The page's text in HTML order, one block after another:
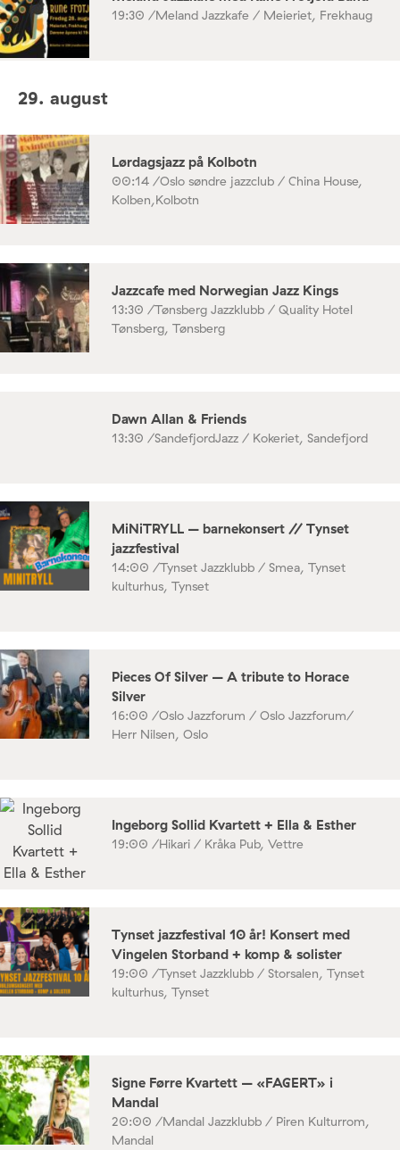
19:30 /Meland Jazzkafe / Meieriet, Frekhaug
29. august
Lørdagsjazz på Kolbotn
00:14 /Oslo søndre jazzclub / China House,
Kolben,Kolbotn
Jazzcafe med Norwegian Jazz Kings
13:30 /Tønsberg Jazzklubb / Quality Hotel
Tønsberg, Tønsberg
Dawn Allan & Friends
13:30 /SandefjordJazz / Kokeriet, Sandefjord
MiNiTRYLL – barnekonsert // Tynset
jazzfestival
14:00 /Tynset Jazzklubb / Smea, Tynset
kulturhus, Tynset
Pieces Of Silver – A tribute to Horace
Silver
16:00 /Oslo Jazzforum / Oslo Jazzforum/
Herr Nilsen, Oslo
Ingeborg Sollid Kvartett + Ella & Esther
19:00 /Hikari / Kråka Pub, Vettre
Tynset jazzfestival 10 år! Konsert med
Vingelen Storband + komp & solister
19:00 /Tynset Jazzklubb / Storsalen, Tynset
kulturhus, Tynset
Signe Førre Kvartett – «FAGERT» i
Mandal
20:00 /Mandal Jazzklubb / Piren Kulturrom,
Mandal